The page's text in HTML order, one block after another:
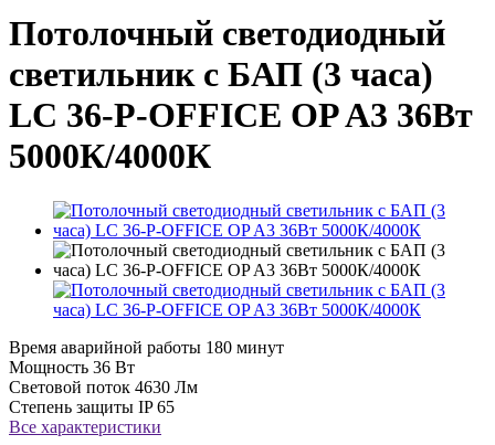
Потолочный светодиодный
светильник с БАП (3 часа)
LC 36-P-OFFICE OP A3 36Вт
5000К/4000К
Время аварийной работы 180 минут
Мощность 36 Вт
Световой поток 4630 Лм
Степень защиты IP 65
Все характеристики